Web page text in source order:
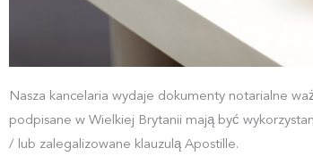
Nasza kancelaria wydaje dokumenty notarialne
podpisane w Wielkiej Brytanii mają być
/ lub zalegalizowane klauzulą Apostille.